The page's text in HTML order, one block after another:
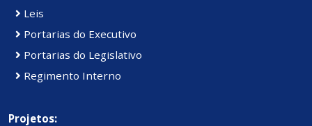
Leis
Portarias do Executivo
Portarias do Legislativo
Regimento Interno
Projetos: